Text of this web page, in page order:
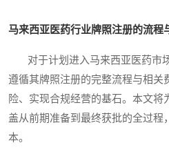
马来西亚医药行业牌照注册的流程
对于计划进入马来西亚医药市
遵循其牌照注册的完整流程与相关
险、实现合规经营的基石。本文将
盖从前期准备到最终获批的全过程
本。